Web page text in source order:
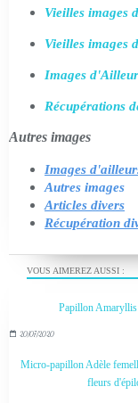
VOUS AIMEREZ AUSSI :
Papillon
20/07/2020
Micro-papillon Adèle
fleurs
Vieilles images
Vieilles images
Images
Récupérations
Autres images
Images
Autres images
Articles divers
Récupération